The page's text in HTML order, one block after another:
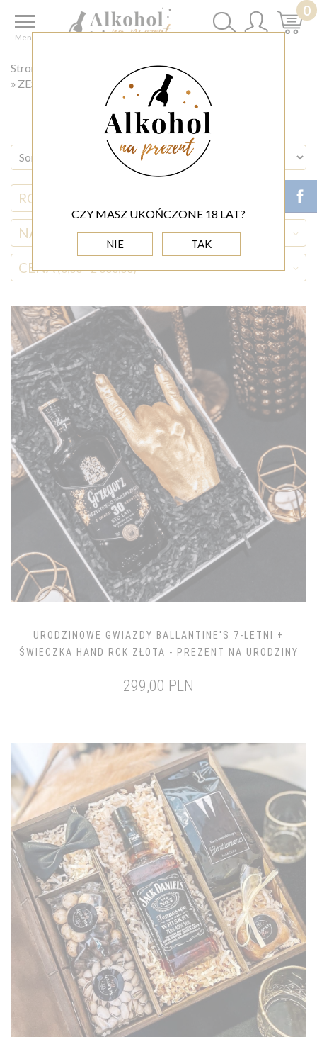
CZY MASZ UKOŃCZONE 18 LAT?
NIE TAK
0
Menu
Strona główna
ZESTAWY PREZENTOWE
ZESTAW PREZENTOWY DLA MĘŻCZYZNY
RODZAJ ALKOHOLU
NAZWA ALKOHOLU
CENA(0,00 - 2 000,00)
URODZINOWE GWIAZDY BALLANTINE'S 7-LETNI +
ŚWIECZKA HAND RCK ZŁOTA - PREZENT NA URODZINY
299,00 PLN